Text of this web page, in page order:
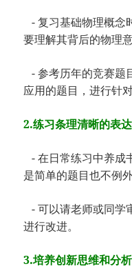
- 复习基础物理概念
要理解其背后的物理
- 参考历年的竞赛题
应用的题目，进行针对
2.练习条理清晰的表达
- 在日常练习中养成
是简单的题目也不例外
- 可以请老师或同学
进行改进。
3.培养创新思维和分